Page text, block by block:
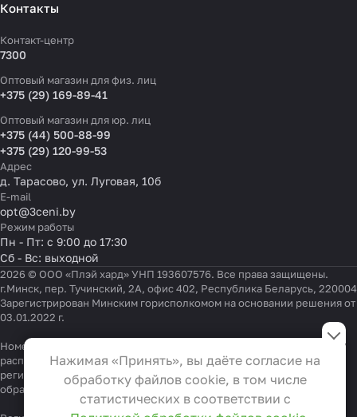
Контакты
Контакт-центр
7300
Оптовый магазин для физ. лиц
+375 (29) 169-89-41
Оптовый магазин для юр. лиц
+375 (44) 500-88-99
+375 (29) 120-99-53
Адрес
д. Тарасово, ул. Луговая, 10б
E-mail
opt@3ceni.by
Режим работы
Пн - Пт: с 9:00 до 17:30
Сб - Вс: выходной
2026 © ООО «Плэй хард» УНП 193607576. Все права защищены.
г.Минск, пер. Тучинский, 2А, офис 402, Республика Беларусь, 220004
Зарегистрирован Минским горисполкомом на основании решения от
03.01.2022 г.
Номер телефона работников местных исполнительных и
распорядительных органов по месту государственной
регистрации ООО «Плэй хард», уполномоченных рассматривать
обращения покупателей:
+375 17 323-41-58 ,
Настройки файлов cookie
Функциональные
Эти файлы необходимы для
функционирования сайта и не
могут быть отключены в наших
Нажимая «Принять», вы даёте согласие на
обработку файлов cookie, в том числе
статистических в соответствии с